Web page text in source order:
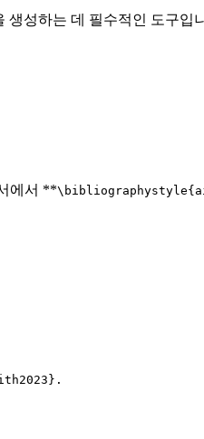
성하는 데 필수적인 도구
에서 **
}.